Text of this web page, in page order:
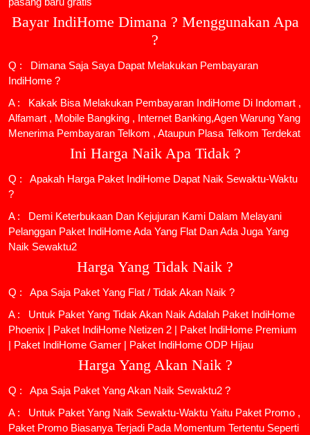
Bayar IndiHome Dimana ? Menggunakan Apa
?
Q : Dimana Saja Saya Dapat Melakukan Pembayaran
IndiHome ?
A : Kakak Bisa Melakukan Pembayaran IndiHome Di Indomart ,
Alfamart , Mobile Bangking , Internet Banking,Agen Warung Yang
Menerima Pembayaran Telkom , Ataupun Plasa Telkom Terdekat
Ini Harga Naik Apa Tidak ?
Q : Apakah Harga Paket IndiHome Dapat Naik Sewaktu-Waktu
?
A : Demi Keterbukaan Dan Kejujuran Kami Dalam Melayani
Pelanggan Paket IndiHome Ada Yang Flat Dan Ada Juga Yang
Naik Sewaktu2
Harga Yang Tidak Naik ?
Q : Apa Saja Paket Yang Flat / Tidak Akan Naik ?
A : Untuk Paket Yang Tidak Akan Naik Adalah Paket IndiHome
Phoenix | Paket IndiHome Netizen 2 | Paket IndiHome Premium
| Paket IndiHome Gamer | Paket IndiHome ODP Hijau
Harga Yang Akan Naik ?
Q : Apa Saja Paket Yang Akan Naik Sewaktu2 ?
A : Untuk Paket Yang Naik Sewaktu-Waktu Yaitu Paket Promo ,
Paket Promo Biasanya Terjadi Pada Momentum Tertentu Seperti